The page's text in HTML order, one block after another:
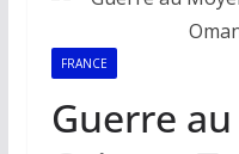
FRANCE
Guerre